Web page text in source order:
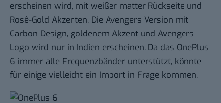
erscheinen wird, mit weißer matter Rückseite und
Rosê-Gold Akzenten. Die Avengers Version mit
Carbon-Design, goldenem Akzent und Avengers-
Logo wird nur in Indien erscheinen. Da das OnePlus
6 immer alle Frequenzbänder unterstützt, könnte
für einige vielleicht ein Import in Frage kommen.